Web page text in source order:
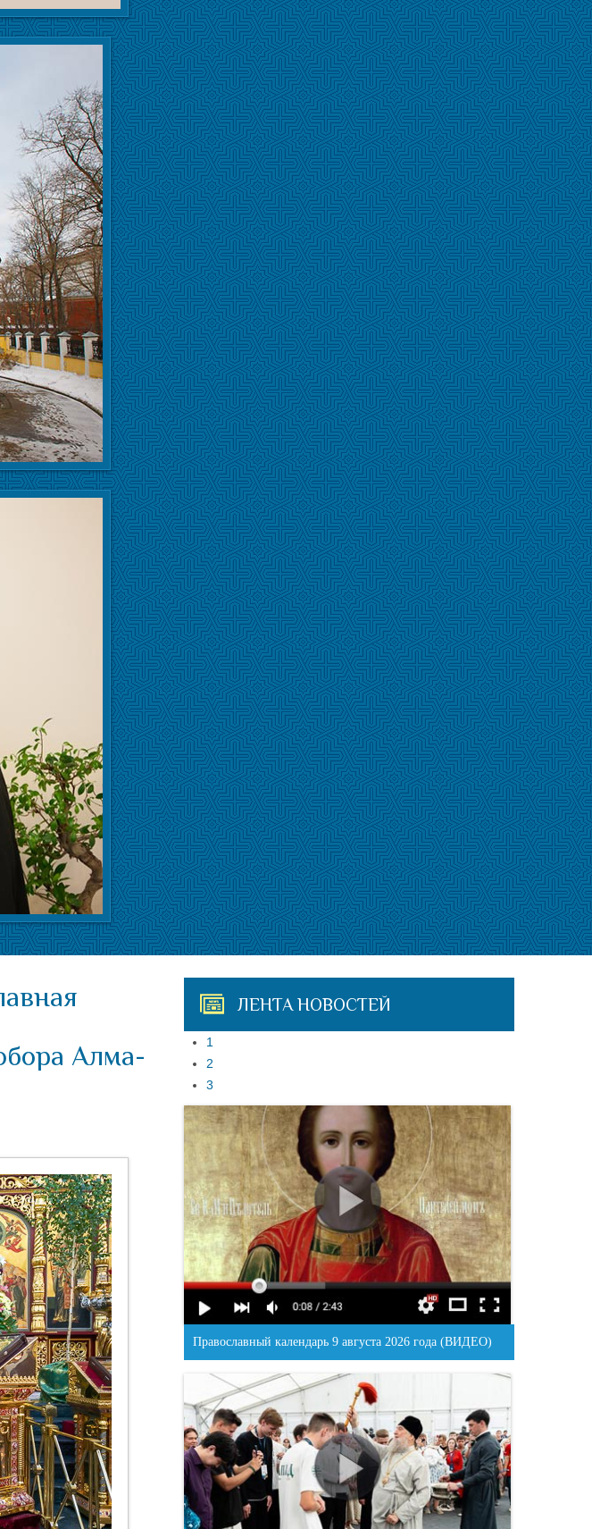
Алма-
ЛЕНТА НОВОСТЕЙ
1
2
3
Православный календарь 9 августа 2026 года (ВИДЕО)